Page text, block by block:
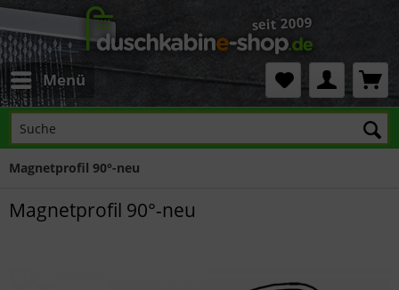
Menü
Magnetprofil 90°-neu
Magnetprofil 90°-neu